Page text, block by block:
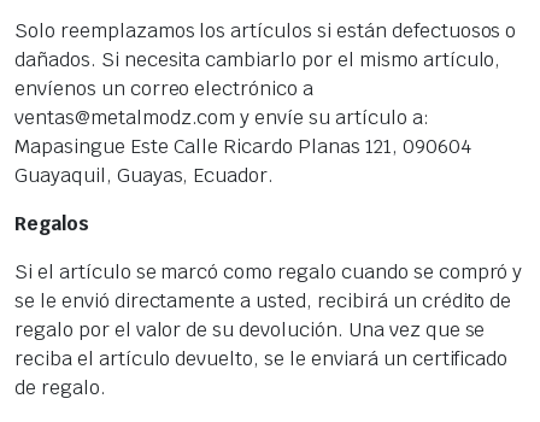
Solo reemplazamos los artículos si están defectuosos o
dañados. Si necesita cambiarlo por el mismo artículo,
envíenos un correo electrónico a
ventas@metalmodz.com y envíe su artículo a:
Mapasingue Este Calle Ricardo Planas 121, 090604
Guayaquil, Guayas, Ecuador.
Regalos
Si el artículo se marcó como regalo cuando se compró y
se le envió directamente a usted, recibirá un crédito de
regalo por el valor de su devolución. Una vez que se
reciba el artículo devuelto, se le enviará un certificado
de regalo.